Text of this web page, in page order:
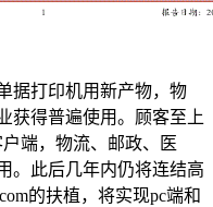
据打印机用新产物，物
获得普遍使用。顾客至上
端，物流、邮政、医
。此后几年内仍将连结高
的扶植，将实现pc端和